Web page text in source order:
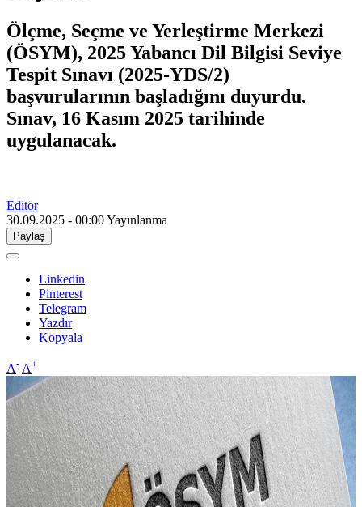
Ölçme, Seçme ve Yerleştirme Merkezi
(ÖSYM), 2025 Yabancı Dil Bilgisi Seviye
Tespit Sınavı (2025-YDS/2)
başvurularının başladığını duyurdu.
Sınav, 16 Kasım 2025 tarihinde
uygulanacak.
Editör
30.09.2025 - 00:00Yayınlanma
Paylaş
Linkedin
Pinterest
Telegram
Yazdır
Kopyala
A- A+